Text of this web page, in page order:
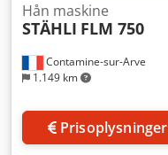
Contamine-sur-Arve
1.149 km
Hån maskine
STÄHLI FLM 750
Prisoplysninger